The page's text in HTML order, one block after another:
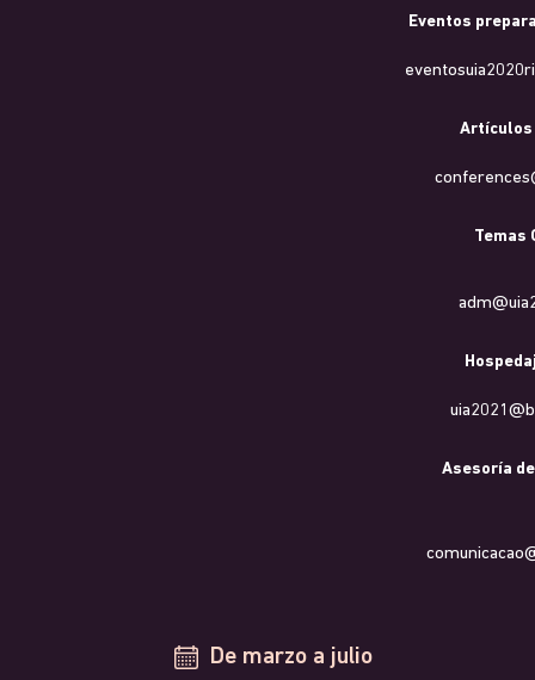
Eventos
Artículos
Temas
Asesoría
De marzo a julio